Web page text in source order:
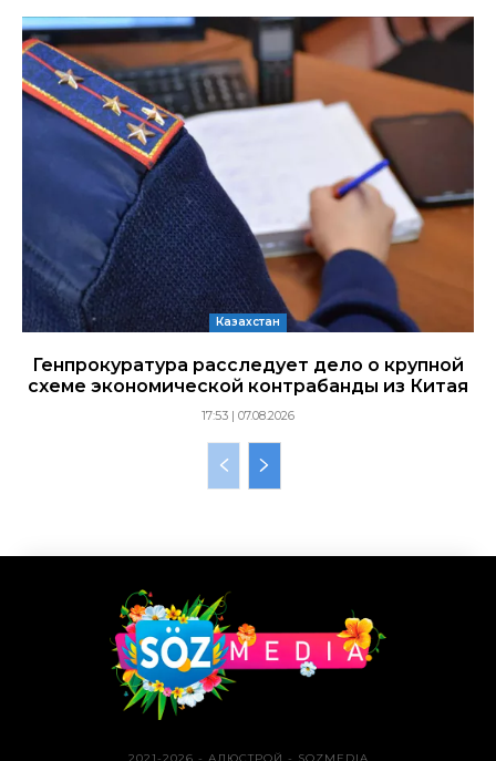
Казахстан
Генпрокуратура расследует дело о крупной
схеме экономической контрабанды из Китая
17:53 | 07.08.2026